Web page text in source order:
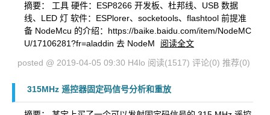
摘要： 工具 硬件：ESP8266 开发板、杜邦线、USB 数据
线、LED 灯 软件：ESPlorer、socketools、flashtool 前提准
备 NodeMcu 的介绍：https://baike.baidu.com/item/NodeMC
U/17106281?fr=aladdin 去 NodeM
阅读全文
posted @ 2019-04-05 09:30 H4lo 阅读(1517) 评论(0) 推荐(0)
315MHz 遥控器固定码信号分析和重放